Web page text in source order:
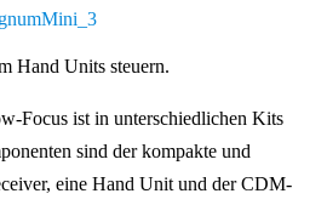
Hand Units steuern.
Focus ist in unterschiedlichen Kits
sind der kompakte und
eine Hand Unit und der CDM-